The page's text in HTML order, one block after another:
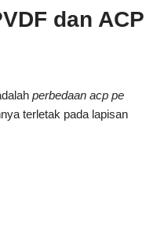
dan ACP
perbedaan acp pe
terletak pada lapisan